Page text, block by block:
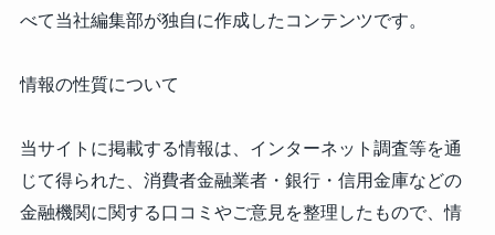
べて当社編集部が独自に作成したコンテンツです。
情報の性質について
当サイトに掲載する情報は、インターネット調査等を通
じて得られた、消費者金融業者・銀行・信用金庫などの
金融機関に関する口コミやご意見を整理したもので、情